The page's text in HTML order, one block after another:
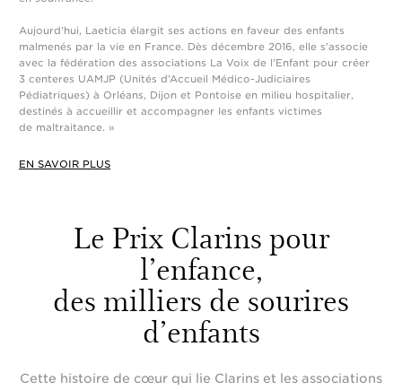
Aujourd’hui, Laeticia élargit ses actions en faveur des enfants
malmenés par la vie en France. Dès décembre 2016, elle s’associe
avec la fédération des associations La Voix de l’Enfant pour créer
3 centeres UAMJP (Unités d’Accueil Médico-Judiciaires
Pédiatriques) à Orléans, Dijon et Pontoise en milieu hospitalier,
destinés à accueillir et accompagner les enfants victimes
de maltraitance. »
EN SAVOIR PLUS
Le Prix Clarins pour
l’enfance,
des milliers de sourires
d’enfants
Cette histoire de cœur qui lie Clarins et les associations